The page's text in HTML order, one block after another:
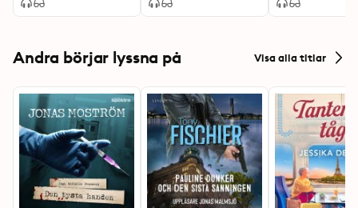
Andra börjar lyssna på Visa alla titlar